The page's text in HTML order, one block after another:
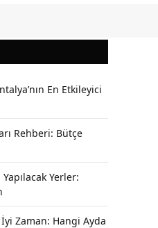
En Etkileyici
Rehberi: Bütçe
Yerler:
Zaman: Hangi Ayda